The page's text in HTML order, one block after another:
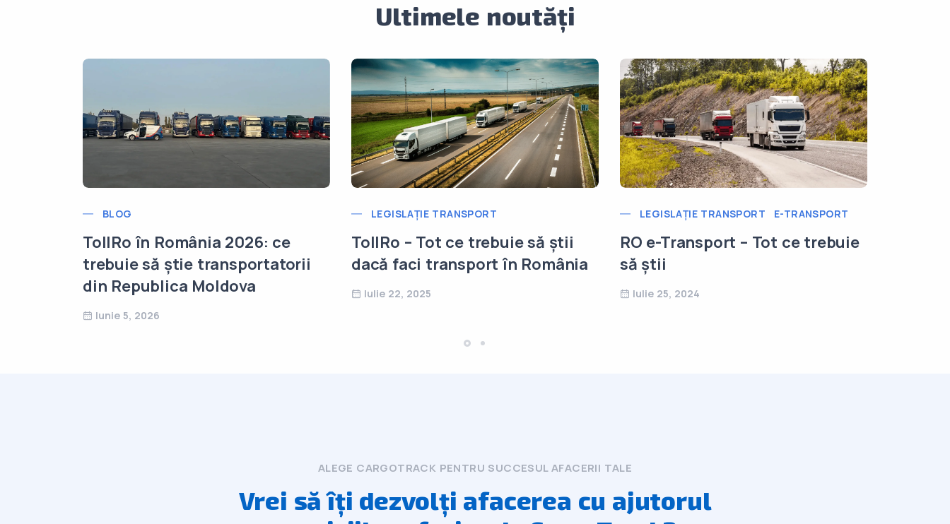
Ultimele noutăți
BLOG
TollRo în România 2026: ce
trebuie să știe transportatorii
din Republica Moldova
Iunie 5, 2026
LEGISLAȚIE TRANSPORT
TollRo – Tot ce trebuie să știi
dacă faci transport în România
Iulie 22, 2025
LEGISLAȚIE TRANSPORT E-TRANSPORT
RO e-Transport – Tot ce trebuie
să știi
Iulie 25, 2024
ALEGE CARGOTRACK PENTRU SUCCESUL AFACERII TALE
Vrei să îți dezvolți afacerea cu ajutorul